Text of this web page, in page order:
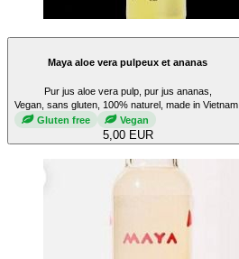
Maya aloe vera pulpeux et ananas
Pur jus aloe vera pulp, pur jus ananas,
Vegan, sans gluten, 100% naturel, made in Vietnam.
Gluten free
Vegan
5,00 EUR